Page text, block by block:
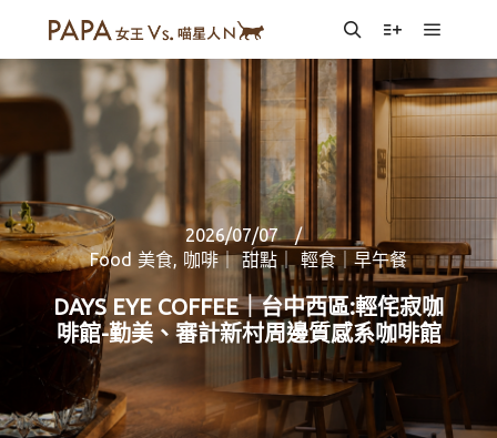
SearchMore info
Main
2026/07/07
Food 美食, 咖啡｜ 甜點｜ 輕食｜早午餐
DAYS EYE COFFEE｜台中西區:輕侘寂咖
啡館-勤美、審計新村周邊質感系咖啡館